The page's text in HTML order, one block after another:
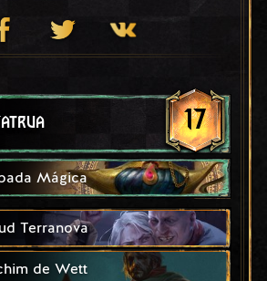
17
Mágica
Terranova
de Wett